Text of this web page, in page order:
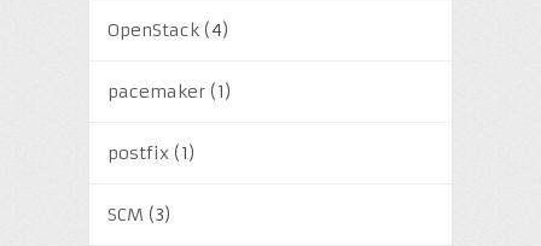
OpenStack(4)
pacemaker(1)
postfix(1)
SCM (3)